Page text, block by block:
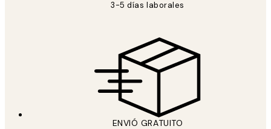
3-5 días laborales
ENVIÓ GRATUITO